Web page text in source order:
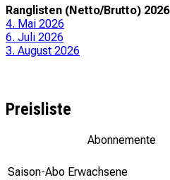
Ranglisten (Netto/Brutto) 2026
4. Mai 2026
6. Juli 2026
3. August 2026
Preisliste
Abonnemente
Saison-Abo Erwachsene